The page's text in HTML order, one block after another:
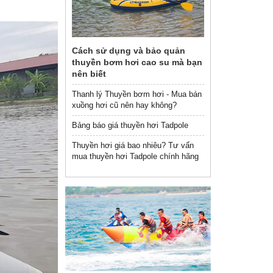
Cách sử dụng và bảo quản
thuyền bơm hơi cao su mà bạn
nên biết
Thanh lý Thuyền bơm hơi - Mua bán
xuồng hơi cũ nên hay không?
Bảng báo giá thuyền hơi Tadpole
Thuyền hơi giá bao nhiêu? Tư vấn
mua thuyền hơi Tadpole chính hãng